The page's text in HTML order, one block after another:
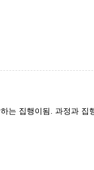
는 집행이됨. 과정과 집